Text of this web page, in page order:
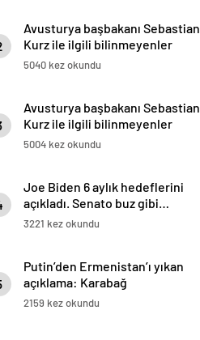
Avusturya başbakanı Sebastian
Kurz ile ilgili bilinmeyenler
5040 kez okundu
Avusturya başbakanı Sebastian
Kurz ile ilgili bilinmeyenler
5004 kez okundu
Joe Biden 6 aylık hedeflerini
açıkladı. Senato buz gibi…
3221 kez okundu
Putin’den Ermenistan’ı yıkan
açıklama: Karabağ
Azerbaycan’ın ayrılmaz bir
2159 kez okundu